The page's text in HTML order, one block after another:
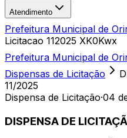
Atendimento
Prefeitura Municipal de
Licitacao 112025 XK0Kwx
Prefeitura Municipal de
Dispensas de Licitação
11/2025
Dispensa de Licitação·04
DISPENSA DE